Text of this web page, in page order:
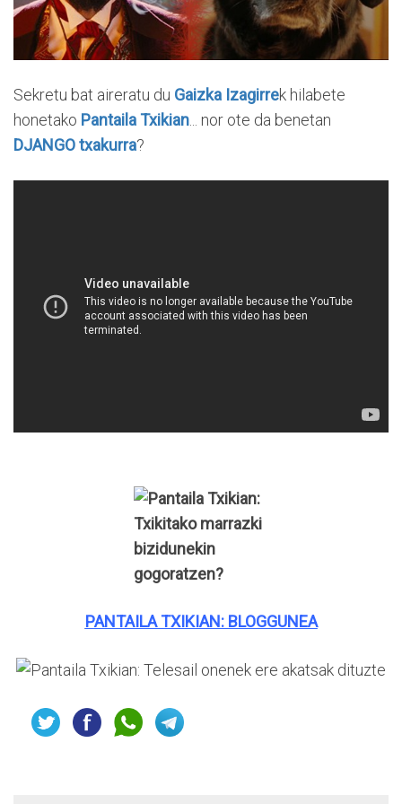
Sekretu bat aireratu du Gaizka Izagirrek hilabete
honetako Pantaila Txikian ... nor ote da benetan
DJANGO txakurra?
PANTAILA TXIKIAN: BLOGGUNEA